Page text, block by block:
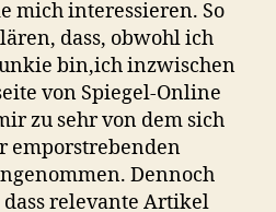
mich interessieren. So
dass, obwohl ich
bin,ich inzwischen
von Spiegel-Online
zu sehr von dem sich
emporstrebenden
Dennoch
relevante Artikel